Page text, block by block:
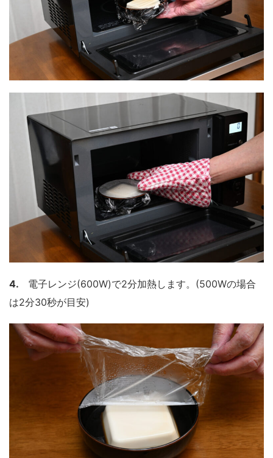
4. 電子レンジ(600W)で2分加熱します。(500Wの場合
は2分30秒が目安)